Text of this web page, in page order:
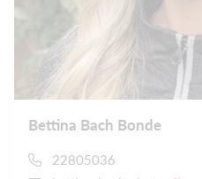
Bettina Bach Bonde
22805036